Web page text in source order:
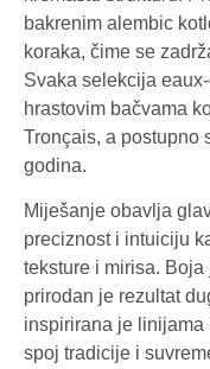
bakrenim alembic
koraka, čime se
Svaka selekcija
hrastovim bačvama
Tronçais, a postupno
godina.
Miješanje obavlja
preciznost i intuiciju
teksture i mirisa.
prirodan je rezultat
inspirirana je
spoj tradicije i